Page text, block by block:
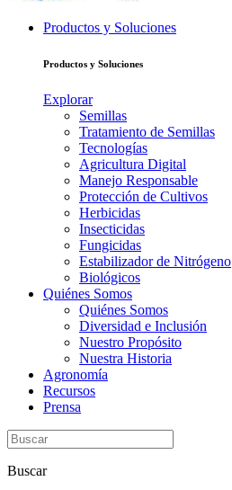
Productos y Soluciones
Productos y Soluciones
Explorar
Semillas
Tratamiento de Semillas
Tecnologías
Agricultura Digital
Manejo Responsable
Protección de Cultivos
Herbicidas
Insecticidas
Fungicidas
Estabilizador de Nitrógeno
Biológicos
Quiénes Somos
Quiénes Somos
Diversidad e Inclusión
Nuestro Propósito
Nuestra Historia
Agronomía
Recursos
Prensa
Buscar